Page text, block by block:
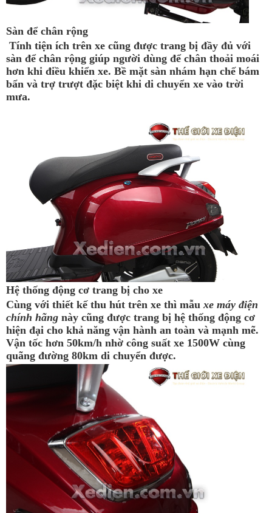
Sàn để chân rộng
Tính tiện ích trên xe cũng được trang bị đầy đủ với
sàn để chân rộng giúp người dùng để chân thoải moái
hơn khi điều khiển xe. Bề mặt sàn nhám hạn chế bám
bẩn và trợ trượt đặc biệt khi di chuyển xe vào trời
mưa.
Hệ thống động cơ trang bị cho xe
Cùng với thiết kế thu hút trên xe thì mẫu xe máy điện
chính hãng này cũng được trang bị hệ thống động cơ
hiện đại cho khả năng vận hành an toàn và mạnh mẽ.
Vận tốc hơn 50km/h nhờ công suất xe 1500W cùng
quãng đường 80km di chuyển được.